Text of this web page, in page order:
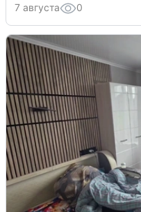
7 августа 0